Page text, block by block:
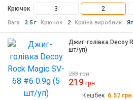
Крючок
3 2
Вага 3.5 г Крючок 2 Країна виробник
Джиг-голівка Decoy
шт/уп)
233 грн
219 грн
Кешбек 6.57 грн